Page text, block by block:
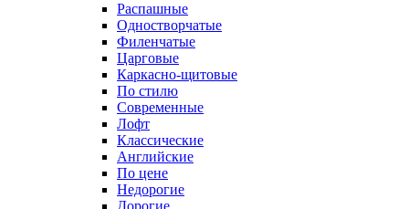
Распашные
Одностворчатые
Филенчатые
Царговые
Каркасно-щитовые
По стилю
Современные
Лофт
Классические
Английские
По цене
Недорогие
Дорогие